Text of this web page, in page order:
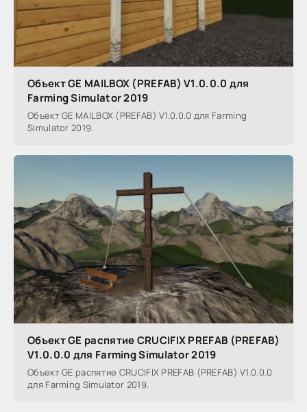
Объект GE MAILBOX (PREFAB) V1.0.0.0 для
Farming Simulator 2019
Объект GE MAILBOX (PREFAB) V1.0.0.0 для Farming
Simulator 2019.
Объект GE распятие CRUCIFIX PREFAB (PREFAB)
V1.0.0.0 для Farming Simulator 2019
Объект GE распятие CRUCIFIX PREFAB (PREFAB) V1.0.0.0
для Farming Simulator 2019.